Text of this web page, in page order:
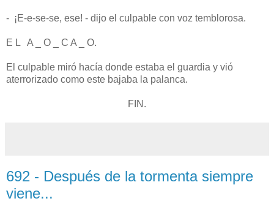
- ¡E-e-se-se, ese! - dijo el culpable con voz temblorosa.
E L A _ O _ C A _ O.
El culpable miró hacía donde estaba el guardia y vió
aterrorizado como este bajaba la palanca.
FIN.
692 - Después de la tormenta siempre
viene...